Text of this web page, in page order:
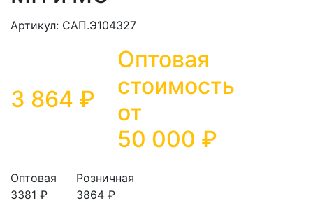
Артикул: САП.Э104327
3 864 ₽
Оптовая
стоимость
от
50 000 ₽
Оптовая
3381 ₽
Розничная
3864 ₽